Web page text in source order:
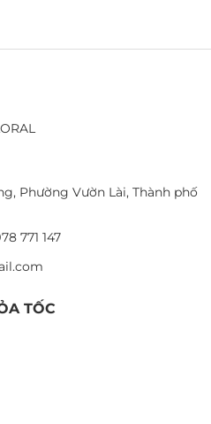
Phường Vườn Lài, Thành phố
771 147
TỐC